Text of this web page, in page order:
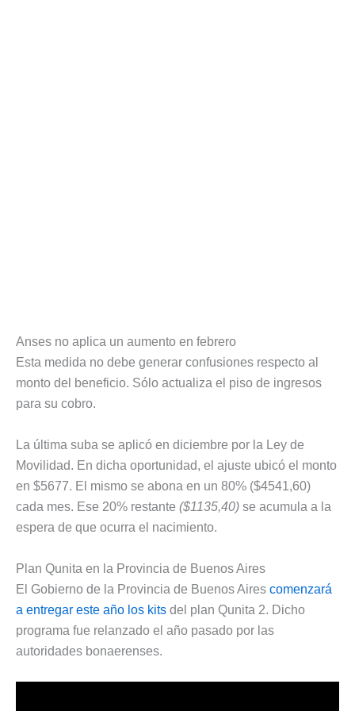
Anses no aplica un aumento en febrero
Esta medida no debe generar confusiones respecto al
monto del beneficio. Sólo actualiza el piso de ingresos
para su cobro.
La última suba se aplicó en diciembre por la Ley de
Movilidad. En dicha oportunidad, el ajuste ubicó el monto
en $5677. El mismo se abona en un 80% ($4541,60)
cada mes. Ese 20% restante ($1135,40) se acumula a la
espera de que ocurra el nacimiento.
Plan Qunita en la Provincia de Buenos Aires
El Gobierno de la Provincia de Buenos Aires comenzará
a entregar este año los kits del plan Qunita 2. Dicho
programa fue relanzado el año pasado por las
autoridades bonaerenses.